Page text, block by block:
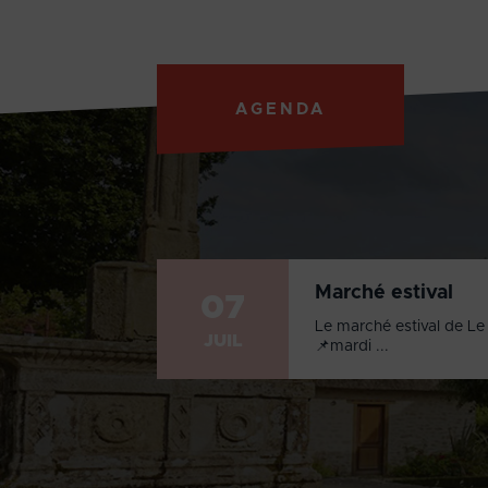
AGENDA
Marché estival
Le marché estival de
📌mardi ...